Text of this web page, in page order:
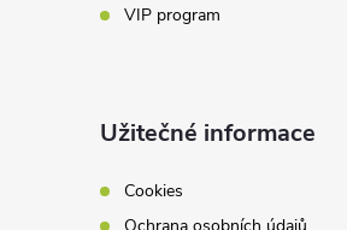
VIP program
Užitečné informace
Cookies